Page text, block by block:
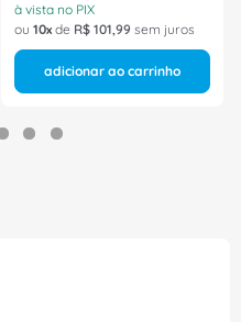
à vista no PIX
ou 10 de R$ 101,99 sem juros
adicionar ao carrinho